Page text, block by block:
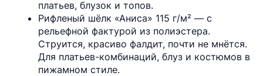
платьев, блузок и топов.
Рифленый шёлк «Аниса» 115 г/м² — с
рельефной фактурой из полиэстера.
Струится, красиво фалдит, почти не мнётся.
Для платьев-комбинаций, блуз и костюмов в
пижамном стиле.